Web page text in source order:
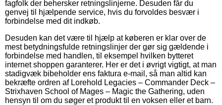
fagfolk der behersker retningslinjerne. Desuden får du
genvej til hjælpende service, hvis du forvoldes besvær i
forbindelse med dit indkøb.
Desuden kan det være til hjælp at køberen er klar over de
mest betydningsfulde retningslinjer der gør sig gældende i
forbindelse med handlen, til eksempel hvilken bytteret
internet shoppen garanterer. Her er det i øvrigt vigtigt, at man
stadigvæk bibeholder ens faktura e-mail, så man altid kan
bekræfte ordren af Lorehold Legacies – Commander Deck –
Strixhaven School of Mages – Magic the Gathering, uden
hensyn til om du søger et produkt til en voksen eller et barn.